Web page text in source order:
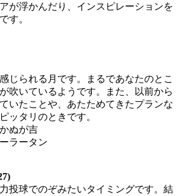
が浮かんだり、インスピレーションを
す。
じられる月です。まるであなたのとこ
吹いているようです。また、以前から
いたことや、あたためてきたプランな
ッタリのときです。
ぬが吉
ラータン
投球でのぞみたいタイミングです。結